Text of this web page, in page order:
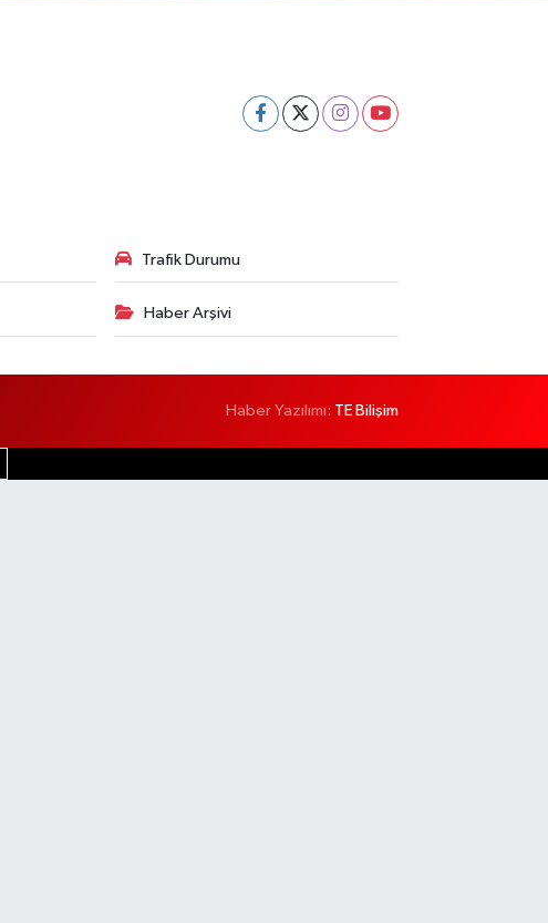
Trafik Durumu
Haber Arşivi
Haber Yazılımı: TE Bilişim